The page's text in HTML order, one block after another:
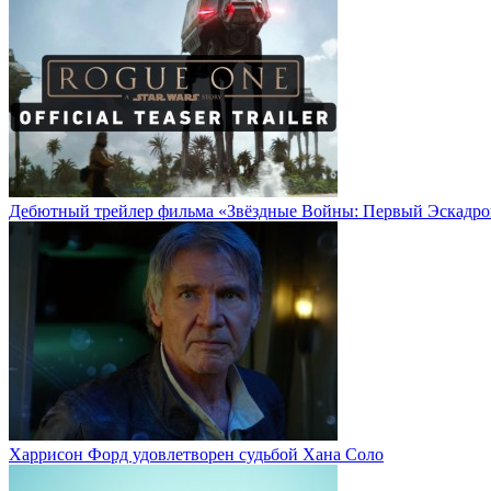
Дебютный трейлер фильма «Звёздные Войны: Первый
Харрисон Форд удовлетворен судьбой Хана Соло